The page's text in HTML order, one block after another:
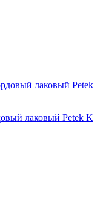
лаковый Petek K